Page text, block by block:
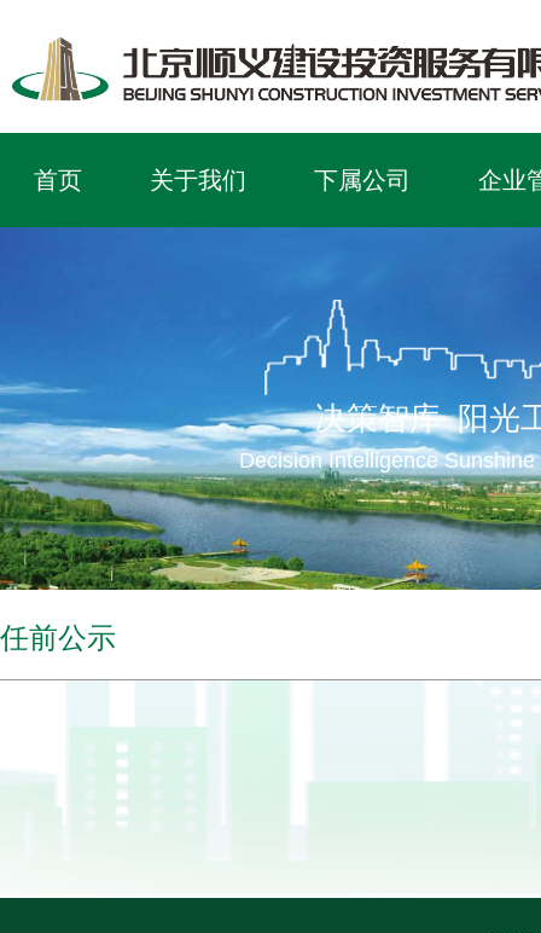
首页 关于我们 下属公司 企业
决策智库 阳光
Decision Intelligence
任前公示